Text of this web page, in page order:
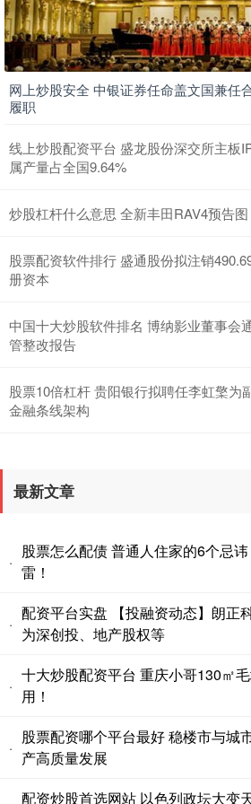
网上炒股安全 中银证券任命盖文国兼任
履职
线上炒股配资平台 盛龙股份深交所主板
属产量占全国9.64%
炒股杠杆什么意思 全新丰田RAV4预告
股票配资软件排行 盛通股份拟注销
册资本
中国十大炒股软件排名 博纳影业董事会
管整改报告
股票10倍杠杆 贵阳银行拟聘任李虹檠为
金融条线架构
最新文章
·
股票怎么配债 普通人住家的6个忌
雷！
·
配资平台实盘 【投融资动态】朗正
为深创投、地产股权等
·
十大炒股配资平台 重庆小哥130㎡
用！
·
股票配资哪个平台最好 稳楼市与城
产高质量发展
配资炒股首选网站 以色列政坛大变